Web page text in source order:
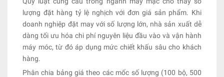
lượng đặt hàng tỷ lệ nghịch với đơn giá sản phẩm. Khi
doanh nghiệp đặt may với số lượng lớn, nhà sản xuất dễ
dàng tối ưu hóa chi phí nguyên liệu đầu vào và vận hành
máy móc, từ đó áp dụng mức chiết khấu sâu cho khách
hàng.
Phân chia bảng giá theo các mốc số lượng (100 bộ, 500